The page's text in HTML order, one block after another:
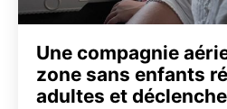
Une compagnie
zone sans enfants
adultes et